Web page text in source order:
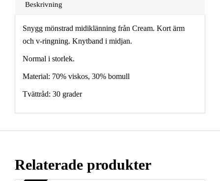
Beskrivning
Snygg mönstrad midiklänning från Cream. Kort ärm
och v-ringning. Knytband i midjan.
Normal i storlek.
Material: 70% viskos, 30% bomull
Tvättråd: 30 grader
Relaterade produkter